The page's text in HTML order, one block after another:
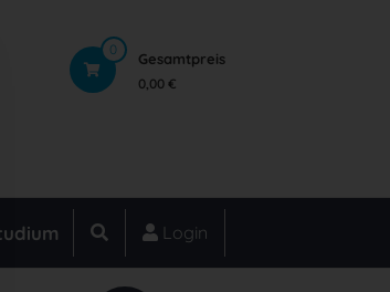
0
Gesamtpreis
0,00 €
Login